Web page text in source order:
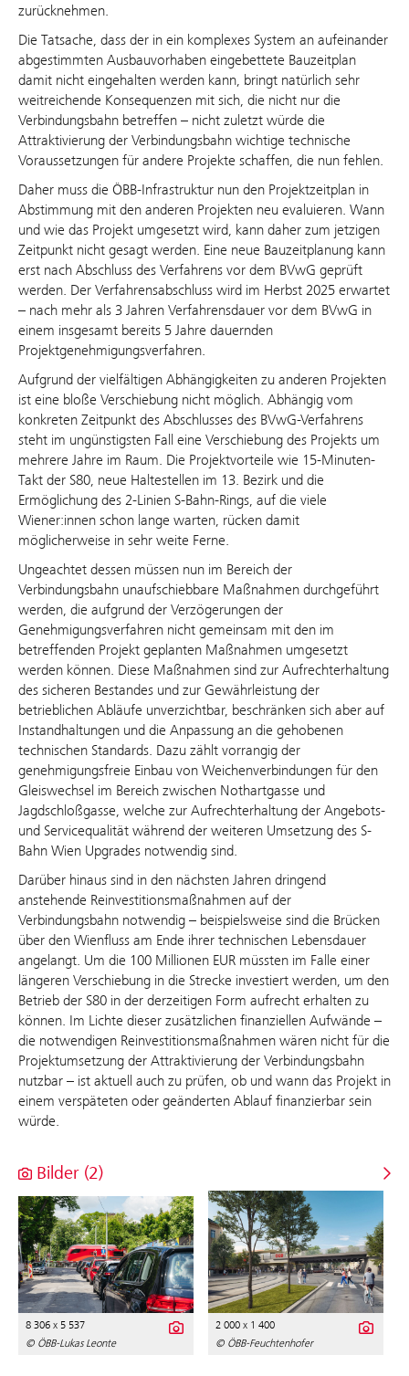
zurücknehmen.
Die Tatsache, dass der in ein komplexes System an aufeinander
abgestimmten Ausbauvorhaben eingebettete Bauzeitplan
damit nicht eingehalten werden kann, bringt natürlich sehr
weitreichende Konsequenzen mit sich, die nicht nur die
Verbindungsbahn betreffen – nicht zuletzt würde die
Attraktivierung der Verbindungsbahn wichtige technische
Voraussetzungen für andere Projekte schaffen, die nun fehlen.
Daher muss die ÖBB-Infrastruktur nun den Projektzeitplan in
Abstimmung mit den anderen Projekten neu evaluieren. Wann
und wie das Projekt umgesetzt wird, kann daher zum jetzigen
Zeitpunkt nicht gesagt werden. Eine neue Bauzeitplanung kann
erst nach Abschluss des Verfahrens vor dem BVwG geprüft
werden. Der Verfahrensabschluss wird im Herbst 2025 erwartet
– nach mehr als 3 Jahren Verfahrensdauer vor dem BVwG in
einem insgesamt bereits 5 Jahre dauernden
Projektgenehmigungsverfahren.
Aufgrund der vielfältigen Abhängigkeiten zu anderen Projekten
ist eine bloße Verschiebung nicht möglich. Abhängig vom
konkreten Zeitpunkt des Abschlusses des BVwG-Verfahrens
steht im ungünstigsten Fall eine Verschiebung des Projekts um
mehrere Jahre im Raum. Die Projektvorteile wie 15-Minuten-
Takt der S80, neue Haltestellen im 13. Bezirk und die
Ermöglichung des 2-Linien S-Bahn-Rings, auf die viele
Wiener:innen schon lange warten, rücken damit
möglicherweise in sehr weite Ferne.
Ungeachtet dessen müssen nun im Bereich der
Verbindungsbahn unaufschiebbare Maßnahmen durchgeführt
werden, die aufgrund der Verzögerungen der
Genehmigungsverfahren nicht gemeinsam mit den im
betreffenden Projekt geplanten Maßnahmen umgesetzt
werden können. Diese Maßnahmen sind zur Aufrechterhaltung
des sicheren Bestandes und zur Gewährleistung der
betrieblichen Abläufe unverzichtbar, beschränken sich aber auf
Instandhaltungen und die Anpassung an die gehobenen
technischen Standards. Dazu zählt vorrangig der
genehmigungsfreie Einbau von Weichenverbindungen für den
Gleiswechsel im Bereich zwischen Nothartgasse und
Jagdschloßgasse, welche zur Aufrechterhaltung der Angebots-
und Servicequalität während der weiteren Umsetzung des S-
Bahn Wien Upgrades notwendig sind.
Darüber hinaus sind in den nächsten Jahren dringend
anstehende Reinvestitionsmaßnahmen auf der
Verbindungsbahn notwendig – beispielsweise sind die Brücken
über den Wienfluss am Ende ihrer technischen Lebensdauer
angelangt. Um die 100 Millionen EUR müssten im Falle einer
längeren Verschiebung in die Strecke investiert werden, um den
Betrieb der S80 in der derzeitigen Form aufrecht erhalten zu
können. Im Lichte dieser zusätzlichen finanziellen Aufwände –
die notwendigen Reinvestitionsmaßnahmen wären nicht für die
Projektumsetzung der Attraktivierung der Verbindungsbahn
nutzbar – ist aktuell auch zu prüfen, ob und wann das Projekt in
einem verspäteten oder geänderten Ablauf finanzierbar sein
würde.
Bilder (2)
8 306 x 5 537
© ÖBB-Lukas Leonte
2 000 x 1 400
© ÖBB-Feuchtenhofer